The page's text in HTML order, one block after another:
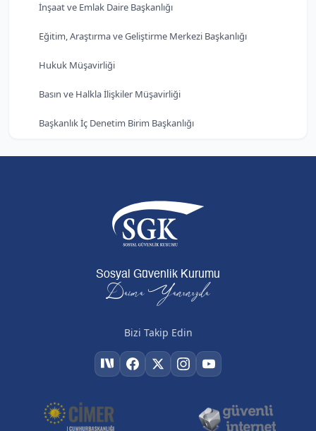
İnşaat ve Emlak Daire Başkanlığı
Eğitim, Araştırma ve Geliştirme Merkezi Başkanlığı
Hukuk Müşavirliği
Basın ve Halkla İlişkiler Müşavirliği
Başkanlık İç Denetim Birim Başkanlığı
Sosyal Güvenlik Kurumu
Daima Yanınızda
Bizi Takip Edin